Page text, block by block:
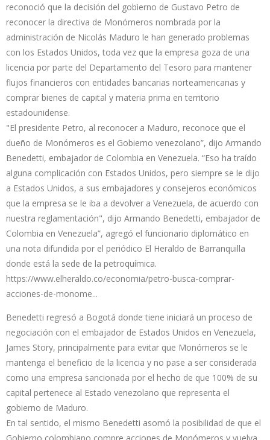
reconoció que la decisión del gobierno de Gustavo Petro de
reconocer la directiva de Monómeros nombrada por la
administración de Nicolás Maduro le han generado problemas
con los Estados Unidos, toda vez que la empresa goza de una
licencia por parte del Departamento del Tesoro para mantener
flujos financieros con entidades bancarias norteamericanas y
comprar bienes de capital y materia prima en territorio
estadounidense.
"El presidente Petro, al reconocer a Maduro, reconoce que el
dueño de Monómeros es el Gobierno venezolano”, dijo Armando
Benedetti, embajador de Colombia en Venezuela. “Eso ha traído
alguna complicación con Estados Unidos, pero siempre se le dijo
a Estados Unidos, a sus embajadores y consejeros económicos
que la empresa se le iba a devolver a Venezuela, de acuerdo con
nuestra reglamentación", dijo Armando Benedetti, embajador de
Colombia en Venezuela”, agregó el funcionario diplomático en
una nota difundida por el periódico El Heraldo de Barranquilla
donde está la sede de la petroquímica.
https://www.elheraldo.co/economia/petro-busca-comprar-
acciones-de-monome...
Benedetti regresó a Bogotá donde tiene iniciará un proceso de
negociación con el embajador de Estados Unidos en Venezuela,
James Story, principalmente para evitar que Monómeros se le
mantenga el beneficio de la licencia y no pase a ser considerada
como una empresa sancionada por el hecho de que 100% de su
capital pertenece al Estado venezolano que representa el
gobierno de Maduro.
En tal sentido, el mismo Benedetti asomó la posibilidad de que el